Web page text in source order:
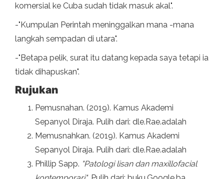
komersial ke Cuba sudah tidak masuk akal".
-"Kumpulan Perintah meninggalkan mana -mana
langkah sempadan di utara".
-"Betapa pelik, surat itu datang kepada saya tetapi ia
tidak dihapuskan".
Rujukan
Pemusnahan. (2019). Kamus Akademi
Sepanyol Diraja. Pulih dari: dle.Rae.adalah
Memusnahkan. (2019). Kamus Akademi
Sepanyol Diraja. Pulih dari: dle.Rae.adalah
Phillip Sapp. "Patologi lisan dan maxillofacial